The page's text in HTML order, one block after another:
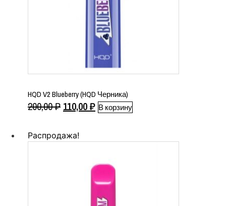
HQD V2 Blueberry (HQD Черника)
200,00₽ Первоначальная
составляла
110,00₽Текущая
В корзину
Распродажа!